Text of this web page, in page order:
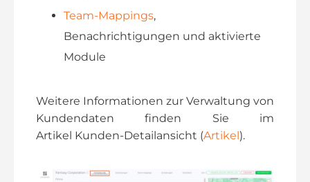
Team-Mappings,
Benachrichtigungen und aktivierte
Module
Weitere Informationen zur Verwaltung von
Kundendaten finden Sie im
Artikel Kunden-Detailansicht (Artikel ).